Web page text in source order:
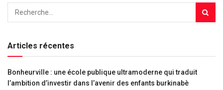
Articles récentes
Bonheurville : une école publique ultramoderne qui traduit
l’ambition d’investir dans l’avenir des enfants burkinabè